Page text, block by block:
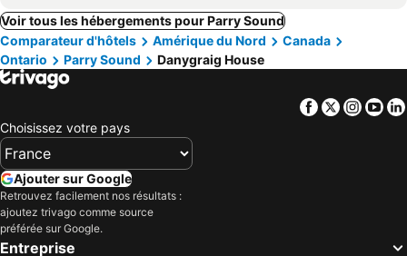
Voir tous les hébergements pour Parry Sound
Comparateur d'hôtels
Amérique du Nord
Canada
Ontario
Parry Sound Danygraig House
Facebook
Twitter
Choisissez votre pays
Ajouter sur Google
Retrouvez facilement nos résultats :
ajoutez trivago comme source
préférée sur Google.
Entreprise